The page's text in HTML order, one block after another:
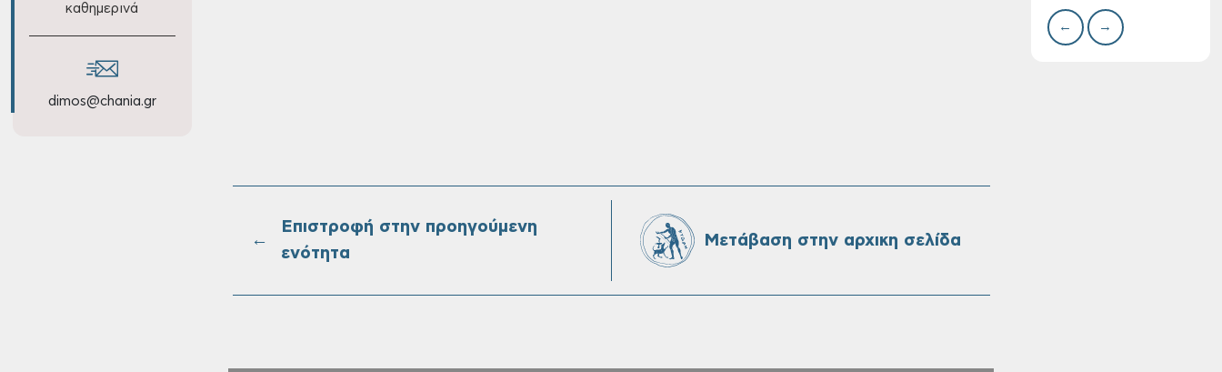
καθημερινά
dimos@chania.gr
σχέση εργάσιας
ιδιωτικού δικαίου
← →
←
Επιστροφή στην προηγούμενη
ενότητα
Μετάβαση στην αρχικη σελίδα